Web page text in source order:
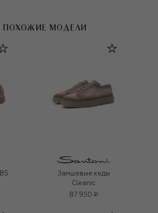
ПОХОЖИЕ МОДЕЛИ
Замшевые кеды
Cleanic
87 950 ₽